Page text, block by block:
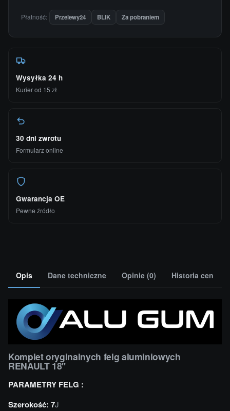
Płatność: Przelewy24 BLIK Za pobraniem
Wysyłka 24 h
Kurier od 15 zł
30 dni zwrotu
Formularz online
Gwarancja OE
Pewne źródło
Opis Dane techniczne Opinie (0) Historia cen
Komplet oryginalnych felg aluminiowych
RENAULT 18''
PARAMETRY FELG :
Szerokość: 7J